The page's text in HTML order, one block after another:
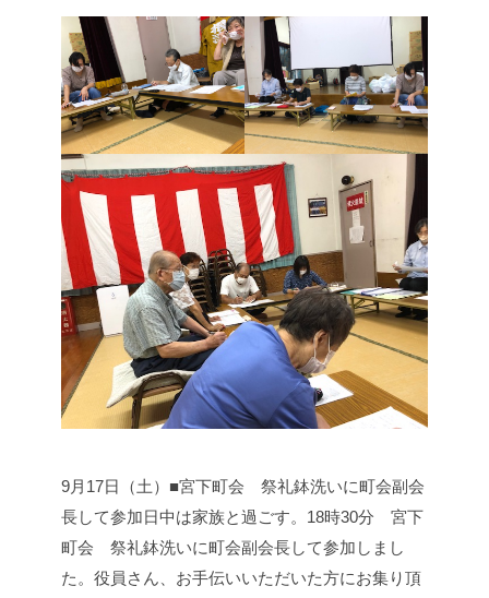
9月17日（土）■宮下町会 祭礼鉢洗いに町会副会
長して参加日中は家族と過ごす。 18時30分 宮下
町会 祭礼鉢洗いに町会副会長して参加しまし
た。 役員さん、お手伝いいただいた方にお集り頂